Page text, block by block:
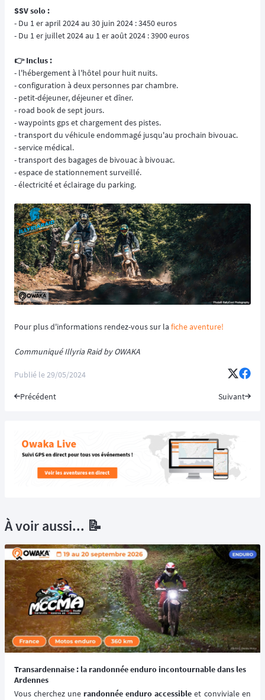
SSV solo :
- Du 1 er april 2024 au 30 juin 2024 : 3450 euros
- Du 1 er juillet 2024 au 1 er août 2024 : 3900 euros
👉️ Inclus :
- l'hébergement à l'hôtel pour huit nuits.
- configuration à deux personnes par chambre.
- petit-déjeuner, déjeuner et dîner.
- road book de sept jours.
- waypoints gps et chargement des pistes.
- transport du véhicule endommagé jusqu'au prochain bivouac.
- service médical.
- transport des bagages de bivouac à bivouac.
- espace de stationnement surveillé.
- électricité et éclairage du parking.
Pour plus d'informations rendez-vous sur la fiche aventure!
Communiqué Illyria Raid by OWAKA
Publié le 29/05/2024
Précédent Suivant
À voir aussi... 📝
Transardennaise : la randonnée enduro incontournable dans les
Ardennes
Vous cherchez une randonnée enduro accessible